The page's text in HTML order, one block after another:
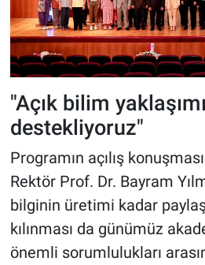
"Açık bilim
destekliyoruz"
Programın açılış
Rektör Prof. Dr. Bayram
bilginin üretimi kadar
kılınması da günümüz
önemli sorumlulukları